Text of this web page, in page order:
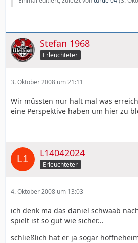
Stefan 1968
Erleuchteter
3. Oktober 2008 um 21:11
Wir müssten nur halt mal was
eine Perspektive haben um hier zu
L14042024
Erleuchteter
4. Oktober 2008 um 13:03
ich denk ma das daniel schwaab
spielt ist so gut wie sicher...
schließlich hat er ja sogar